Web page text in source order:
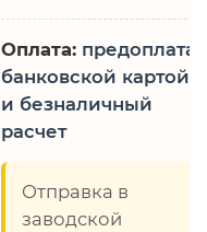
Оплата: предоплата,
банковской картой
и безналичный
расчет
Отправка в
заводской